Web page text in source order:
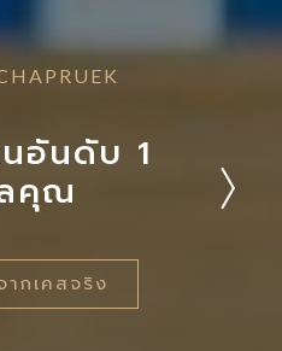
อันดับ 1
คุณ
ากเคสจริง
างเต็มที่
สูงสุด ของลูกค้า
ากเคสจริง
กค้า
มื่อเกิดปัญหา
ากเคสจริง
ม่หาย
ดอายุสัญญา
ากเคสจริง
าที่เราดูและกว่า
+
น
ชีวิตรวม